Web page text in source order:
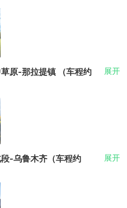
禾木河，河水呈现出柔和的浅蓝
增添了一份灵动之美。周围散布着
与挺拔的白桦林，四季景色各异，
为迷人，山巅积雪覆盖，宛如童话
象。村内主干道长度适中，适合步
的理想地点，吸引了不少摄影爱好
自然与人文交融的美丽瞬间。
标准间【参考酒店：禾木图瓦居
山庄、禾木磊海山庄、禾盛山
木年华、轩园山居、小斌之家客
山庄、禾木云住山居、禾木金莲
、蕊蕊山庄、自由部落山庄、禾
Slowly·原木风私享美宿、禾木金
桃源山庄、禾木心居精品客栈】
灵活停靠各个景点，方便游客自由
斯湖以其神秘的湖怪传说、变幻莫
彩以及周围的原始森林而闻名。湖
着云杉、冷杉和西伯利亚落叶松等
时层林尽染，色彩斑斓，展现出大
还可前往观鱼
瞰湖景与远处的山峦雪峰，或乘船
感受湖光山色的静谧与壮阔。景区
图瓦人村落，当地居民以木屋和帐
展现出独特的民俗风情。由于景区
远，餐饮条件有限，食物种类较少
，建议游客自备部分干粮和饮用
景区内部分区域提供住宿选择，适
傍晚时分，夕阳洒落，岩石呈现出
，令人惊叹。对岸则是一片繁茂的
映在河水之中，构成一幅宁静而美
秋季时节，金黄的树叶铺满地面，
界，成为摄影爱好者理想的拍摄
观景平台，方便游客步行观赏。普
约需两小时，而摄影爱好者则可能
入眼帘的是一个广场，设有雕塑、工
餐饮设施，部分摊位提供当地特色
肉串等，价格略高于市区，但整体
多游客，是体验新疆自然与人文魅
的地之一。
:含 晚餐:含
准间（网评4钻）【七月海假日
、小城故事度假酒店、河畔艺墅
店、格林城大酒店、澜庭假日酒
、岚枫假日酒店、白桦林锦润酒
店、苏通假日酒店、神湖大酒
瑰宝新疆金丝玉的原产地。 据考
亿多年前的白垩纪时，这里是一个
湖泊，湖岸生长着茂盛的植物，水
着乌尔禾剑龙、蛇颈龙和其它远古
经过两次大的地壳变动，湖泊变成
岩和泥板岩的陆地瀚海，地质学上
壁台地”。 每当狂风骤起时，这里会
吼声，因此被称为魔鬼城。世界魔
风口，风力可达10—12级 ，是北
的重要“打卡地”之一。
:含 晚餐:自理
间（网评4钻）【参考酒店：云
、豪丰国际大酒店、麗枫酒店、
汇大酒店、丽呈酒店、上东湖大
酒店、金泽宏富泉大酒店、美居
店、美豪怡致酒店、云景国际酒
】
落于新疆西部的博尔塔拉蒙古自治
“大西洋的最后一滴眼泪”，以其独
光吸引着众多游客。湖畔环绕着广
湖水清澈透明，呈现出迷人的蓝
。每年六七月份，草原上各类野花
斑斓，形成一片绚丽的花海，成为
自然爱好者向往的季节。 赛里木
，环湖公路全长约六十多公里，沿
，令人流连忘返。游客通常从乌鲁
午后抵达湖边，观赏夕阳余晖，夜
宿，次日清晨再次感受湖面的宁静
后前往霍城、伊犁等地继续探索。
的过程中，游客还能发现一些历史
吉思汗点将台和影视城等，这些人
矗立在高原之上，与自然景色相映
游车直通，游览时间不少于2小时
:含 晚餐:自理
间（网评4钻）【参考酒店：景
店、华顿好维佳酒店、港湾酒
、缤疆半岛酒店、隆鑫国际酒店
休息。
【薰衣草园】薰衣草花期为每年
园内部有薰衣草相关商品展
妆品等根据个人意愿，自行选
区
位于伊犁特克斯县东南方向，距离
里，是新疆地区较为知名的草原景
是西线旅游线路中备受游客青睐的
区整体呈丘陵状，草原开阔，周边
草原门票+区间车，游览时间不少于
原-那拉提镇 （车程约
展开
，抵达后游览“空中草原”-【那
-空中草原），晚入住那拉提酒
-乌鲁木齐（车程约
展开